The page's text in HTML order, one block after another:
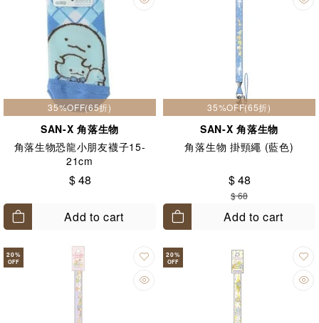
35%OFF(65折)
SAN-X 角落生物
角落生物恐龍小朋友襪子15-
21cm
$ 48
Add to cart
35%OFF(65折)
SAN-X 角落生物
角落生物 掛頸繩 (藍色)
$ 48
$ 68
Add to cart
20%
OFF
20%
OFF